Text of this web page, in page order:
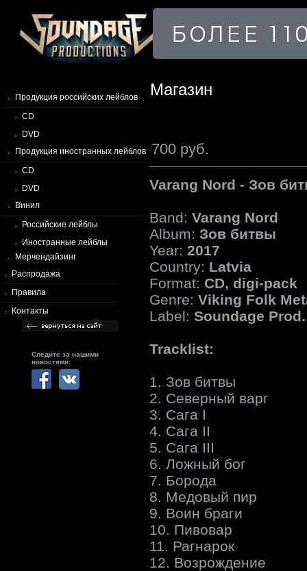
Продукция российских лейблов
CD
DVD
Продукция иностранных лейблов
CD
DVD
Винил
Российские лейблы
Иностранные лейблы
Мерчендайзинг
Распродажа
Правила
Контакты
Следите за нашими
новостями:
Магазин
700 руб.
Varang Nord - Зов
Band: Varang Nord
Album: Зов битвы
Year: 2017
Country: Latvia
Format: CD, digi-pack
Genre: Viking Folk
Label: Soundage Prod.
Tracklist:
1. Зов битвы
2. Северный варг
3. Сага I
4. Сага II
5. Сага III
6. Ложный бог
7. Борода
8. Медовый пир
9. Воин браги
10. Пивовар
11. Рагнарок
12. Возрождение